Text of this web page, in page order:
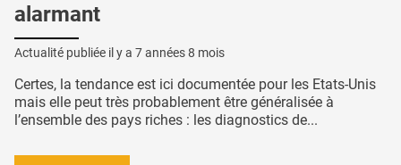
alarmant
Actualité publiée il y a 7 années 8 mois
Certes, la tendance est ici documentée pour les Etats-Unis
mais elle peut très probablement être généralisée à
l’ensemble des pays riches : les diagnostics de...